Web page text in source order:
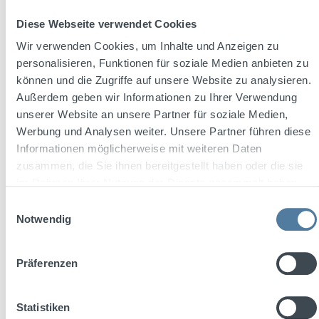
Diese Webseite verwendet Cookies
Wir verwenden Cookies, um Inhalte und Anzeigen zu
personalisieren, Funktionen für soziale Medien anbieten zu
können und die Zugriffe auf unsere Website zu analysieren.
Außerdem geben wir Informationen zu Ihrer Verwendung
unserer Website an unsere Partner für soziale Medien,
Werbung und Analysen weiter. Unsere Partner führen diese
Informationen möglicherweise mit weiteren Daten
zusammen, die Sie ihnen bereitgestellt haben oder die sie
Notwendig
Präferenzen
Statistiken
Inhalt:0.33 Liter